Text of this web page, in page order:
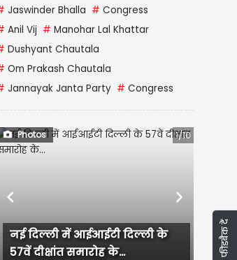
Jaswinder Bhalla # Congress
Anil Vij # Manohar Lal Khattar
Dushyant Chautala
Om Prakash Chautala
Jannayak Janta Party # Congress
Photos 1/10
में आईआईटी दिल्ली के
समारोह के...
Jalandhar में
में पुलिस की Raid,
Previous Next
फीडबैक दें